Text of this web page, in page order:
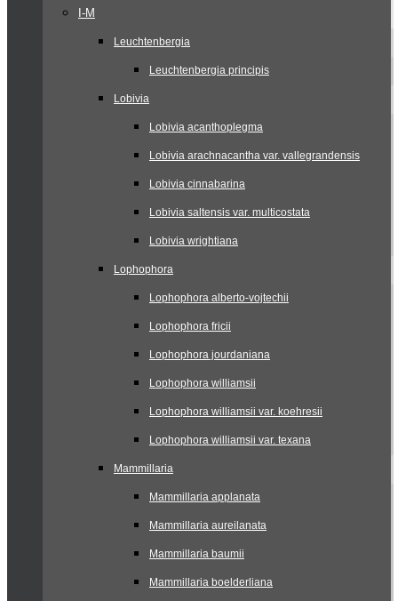
I-M
Leuchtenbergia
Leuchtenbergia principis
Lobivia
Lobivia acanthoplegma
Lobivia arachnacantha var. vallegrandensis
Lobivia cinnabarina
Lobivia saltensis var. multicostata
Lobivia wrightiana
Lophophora
Lophophora alberto-vojtechii
Lophophora fricii
Lophophora jourdaniana
Lophophora williamsii
Lophophora williamsii var. koehresii
Lophophora williamsii var. texana
Mammillaria
Mammillaria applanata
Mammillaria aureilanata
Mammillaria baumii
Mammillaria boelderliana